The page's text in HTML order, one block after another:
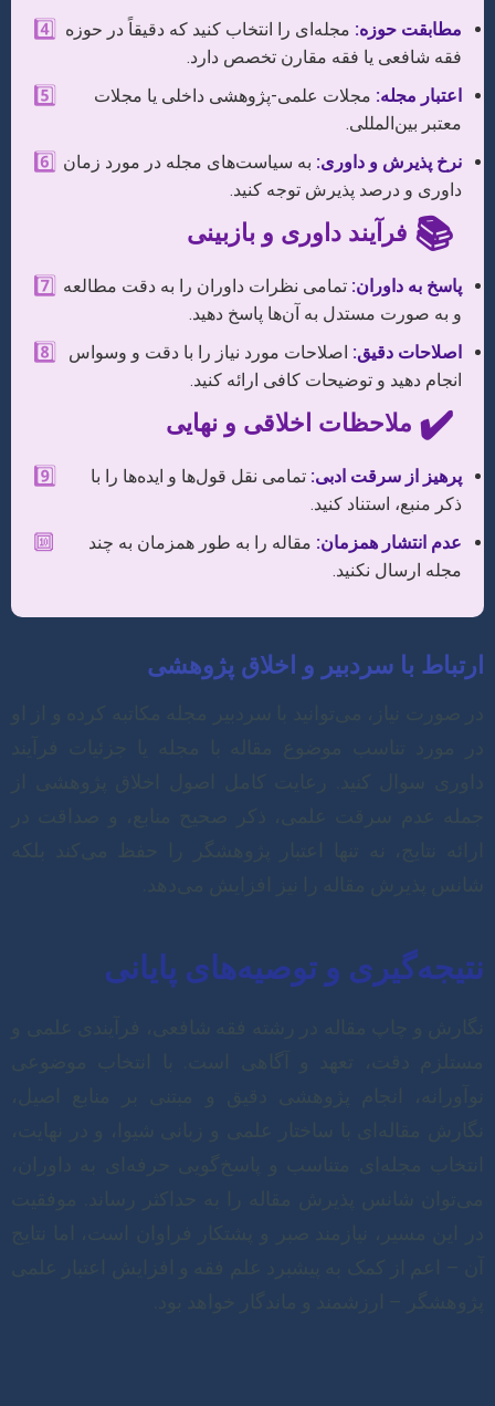
4️⃣ مطابقت حوزه: مجله‌ای را انتخاب کنید که دقیقاً در حوزه
فقه شافعی یا فقه مقارن تخصص دارد.
5️⃣ اعتبار مجله: مجلات علمی-پژوهشی داخلی یا مجلات
معتبر بین‌المللی.
6️⃣ نرخ پذیرش و داوری: به سیاست‌های مجله در مورد زمان
داوری و درصد پذیرش توجه کنید.
📚 فرآیند داوری و بازبینی
7️⃣ پاسخ به داوران: تمامی نظرات داوران را به دقت مطالعه
و به صورت مستدل به آن‌ها پاسخ دهید.
8️⃣ اصلاحات دقیق: اصلاحات مورد نیاز را با دقت و وسواس
انجام دهید و توضیحات کافی ارائه کنید.
✔️ ملاحظات اخلاقی و نهایی
9️⃣ پرهیز از سرقت ادبی: تمامی نقل قول‌ها و ایده‌ها را با
ذکر منبع، استناد کنید.
🔟 عدم انتشار همزمان: مقاله را به طور همزمان به چند
مجله ارسال نکنید.
ارتباط با سردبیر و اخلاق پژوهشی
نتیجه‌گیری و توصیه‌های پایانی